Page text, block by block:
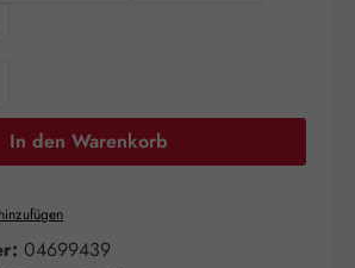
Gib den gewünschten
In den Warenkorb
04699439